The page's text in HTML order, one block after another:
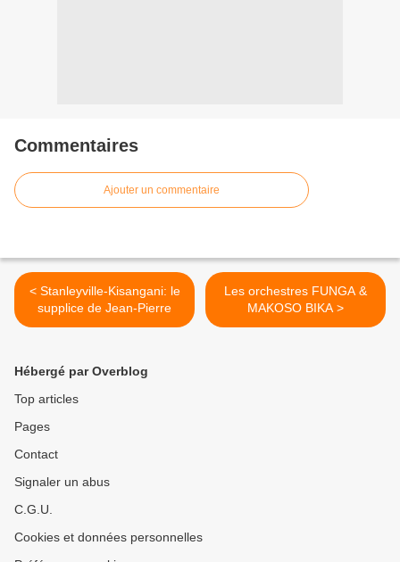
Commentaires
Ajouter un commentaire
< Stanleyville-Kisangani: le
supplice de Jean-Pierre
Les orchestres FUNGA &
MAKOSO BIKA >
Hébergé par Overblog
Top articles
Pages
Contact
Signaler un abus
C.G.U.
Cookies et données personnelles